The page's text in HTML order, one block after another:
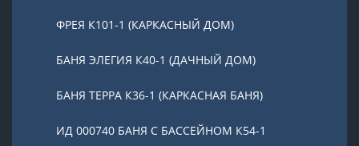
ФРЕЯ К101-1 (КАРКАСНЫЙ ДОМ)
БАНЯ ЭЛЕГИЯ К40-1 (ДАЧНЫЙ ДОМ)
БАНЯ ТЕРРА К36-1 (КАРКАСНАЯ БАНЯ)
ИД 000740 БАНЯ С БАССЕЙНОМ К54-1